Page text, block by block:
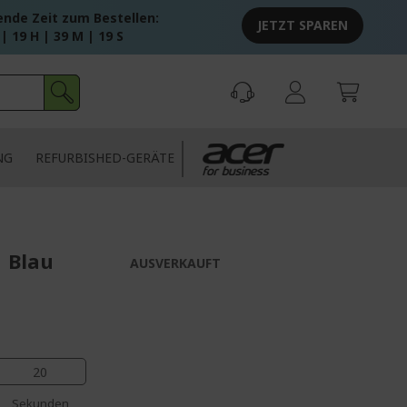
Zeit zum Bestellen:
| 19 H | 39 M | 19 S
JETZT SPAREN
REFURBISHED-GERÄTE
Blau
19
Sekunden
AUSVERKAUFT